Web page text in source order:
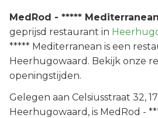
MedRod - ***** Mediterranean
geprijsd restaurant in
***** Mediterranean is een
Heerhugowaard. Bekijk onze
openingstijden.
Gelegen aan Celsiusstraat 32,
Heerhugowaard , is MedRod -